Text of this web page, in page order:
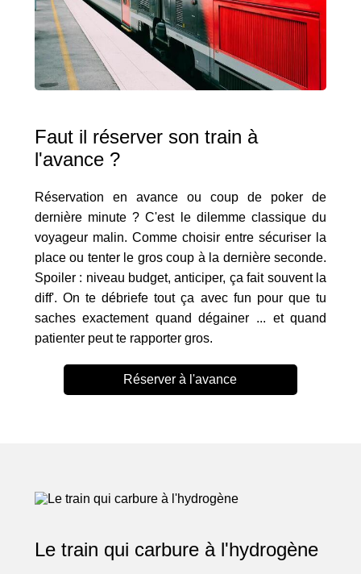
Faut il réserver son train à
l'avance ?
Réservation en avance ou coup de poker de
dernière minute ? C'est le dilemme classique du
voyageur malin. Comme choisir entre sécuriser la
place ou tenter le gros coup à la dernière seconde.
Spoiler : niveau budget, anticiper, ça fait souvent la
diff'. On te débriefe tout ça avec fun pour que tu
saches exactement quand dégainer ... et quand
patienter peut te rapporter gros.
Réserver à l'avance
Le train qui carbure à l'hydrogène